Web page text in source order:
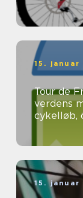
15. januar
Tour de
verdens
cykelløb,
er
15. januar